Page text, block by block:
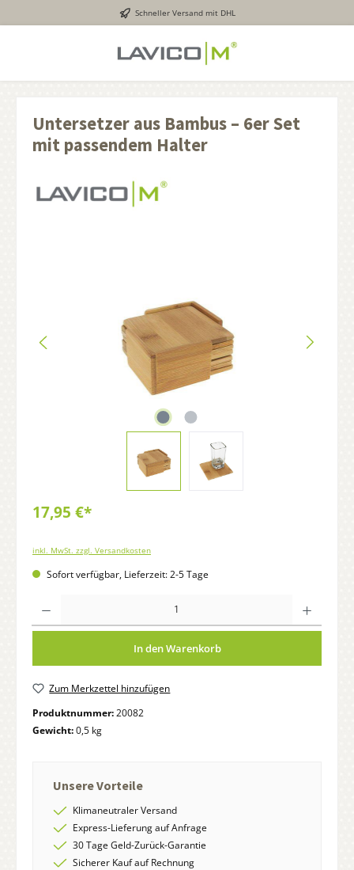
Schneller Versand mit DHL
Untersetzer aus Bambus – 6er Set
mit passendem Halter
17,95 €*
inkl. MwSt. zzgl. Versandkosten
Sofort verfügbar, Lieferzeit: 2-5 Tage
In den Warenkorb
Zum Merkzettel hinzufügen
Produktnummer:20082
Gewicht:0,5 kg
Unsere Vorteile
Klimaneutraler Versand
Express-Lieferung auf Anfrage
30 Tage Geld-Zurück-Garantie
Sicherer Kauf auf Rechnung